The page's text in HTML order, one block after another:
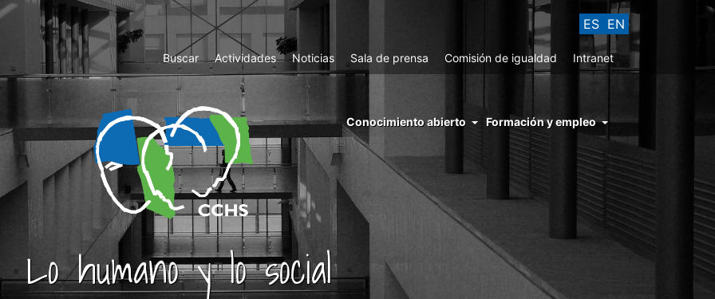
ES EN
Top
Menu
Buscar Actividades Noticias Sala de prensa Comisión de igualdad Intranet
menu
right
cchs
conocimiento
abierto
Conocimiento abierto Formación y empleo
Lo humano y lo social